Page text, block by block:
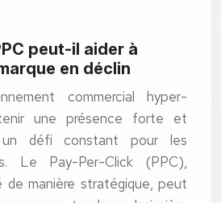
peut-il aider à
en déclin
commercial hyper-
une présence forte et
défi constant pour les
Le Pay-Per-Click (PPC),
de manière stratégique, peut